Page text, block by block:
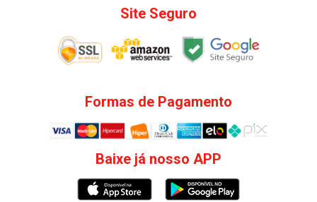
Site Seguro
Formas de Pagamento
Baixe já nosso APP